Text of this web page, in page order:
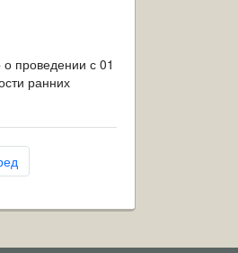
проведении с 01
ранних